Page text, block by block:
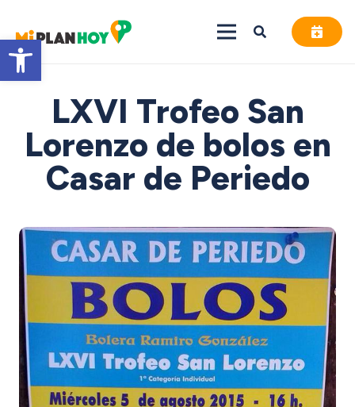
Abrir barra de herramientas
LXVI Trofeo San
Lorenzo de bolos en
Casar de Periedo